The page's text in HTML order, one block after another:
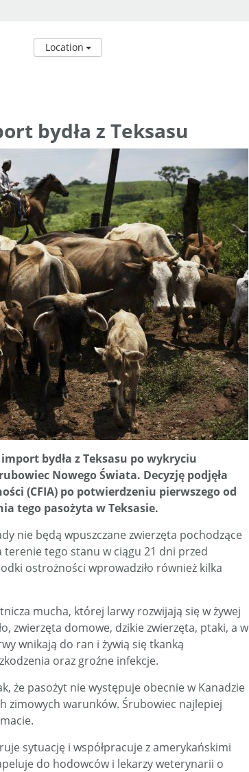
Location
bydła z Teksasu
bydła z Teksasu po wykryciu
Nowego Świata. Decyzję podjęła
(CFIA) po potwierdzeniu pierwszego od
tego pasożyta w Teksasie.
nie będą wpuszczane zwierzęta pochodzące
terenie tego stanu w ciągu 21 dni przed
ostrożności wprowadziło również kilka
mucha, której larwy rozwijają się w żywej
zwierzęta domowe, dzikie zwierzęta, ptaki, a w
wnikają do ran i żywią się tkanką
oraz groźne infekcje.
że pasożyt nie występuje obecnie w Kanadzie
zimowych warunków. Śrubowiec najlepiej
sytuację i współpracuje z amerykańskimi
do hodowców i lekarzy weterynarii o